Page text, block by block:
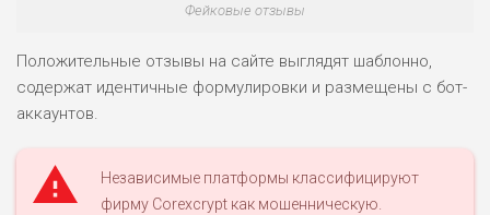
Фейковые отзывы
Положительные отзывы на сайте выглядят шаблонно,
содержат идентичные формулировки и размещены с бот-
аккаунтов.
Независимые платформы классифицируют
фирму Corexcrypt как мошенническую.